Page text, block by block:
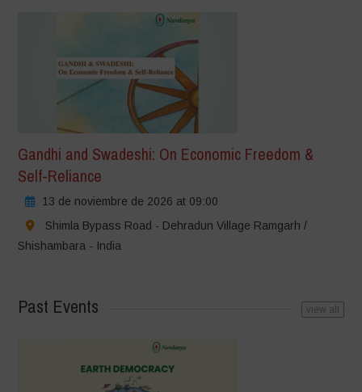
Gandhi and Swadeshi: On Economic Freedom &
Self-Reliance
13 de noviembre de 2026 at 09:00
Shimla Bypass Road - Dehradun Village Ramgarh /
Shishambara - India
Past Events view all